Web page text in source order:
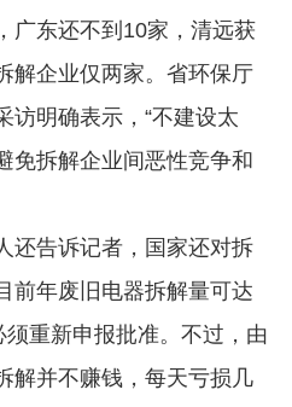
广东还不到10家，清远获
解企业仅两家。省环保厅
访明确表示，“不建设太
免拆解企业间恶性竞争和
告诉记者，国家还对拆
前年废旧电器拆解量可达
重新申报批准。不过，由
解并不赚钱，每天亏损几